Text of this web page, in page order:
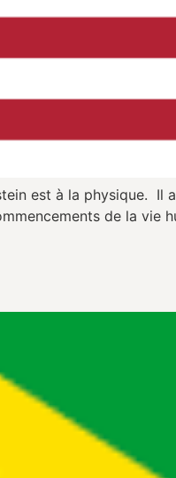
est à la physique. Il
de la vie